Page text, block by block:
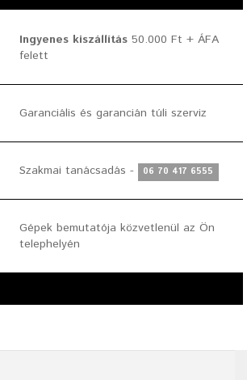
Ingyenes kiszállítás50.000 Ft + ÁFA
felett
Garanciális és garancián túli szerviz
Szakmai tanácsadás - 06 70 417 6555
Gépek bemutatója közvetlenül az Ön
telephelyén